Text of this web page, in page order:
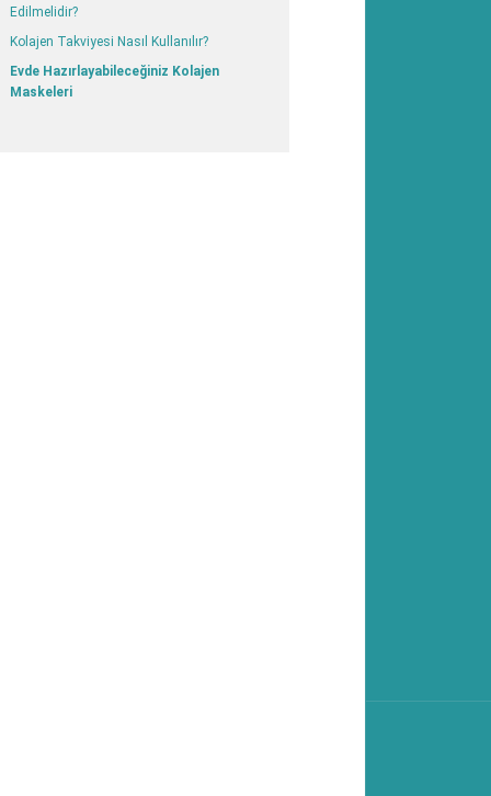
Edilmelidir?
Kolajen Takviyesi Nasıl Kullanılır?
Evde Hazırlayabileceğiniz Kolajen
Maskeleri